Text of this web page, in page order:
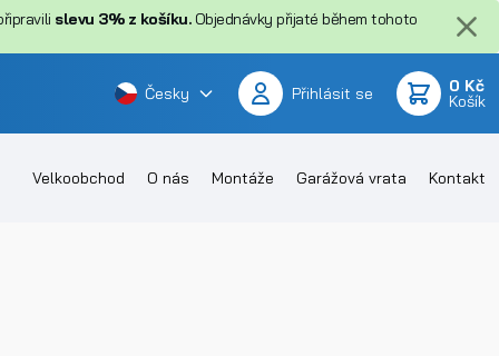
slevu 3% z košíku.Objednávky přijaté během tohoto
Česky Přihlásit se 0 Kč
Košík
Velkoobchod O nás Montáže Garážová vrata Kontakt